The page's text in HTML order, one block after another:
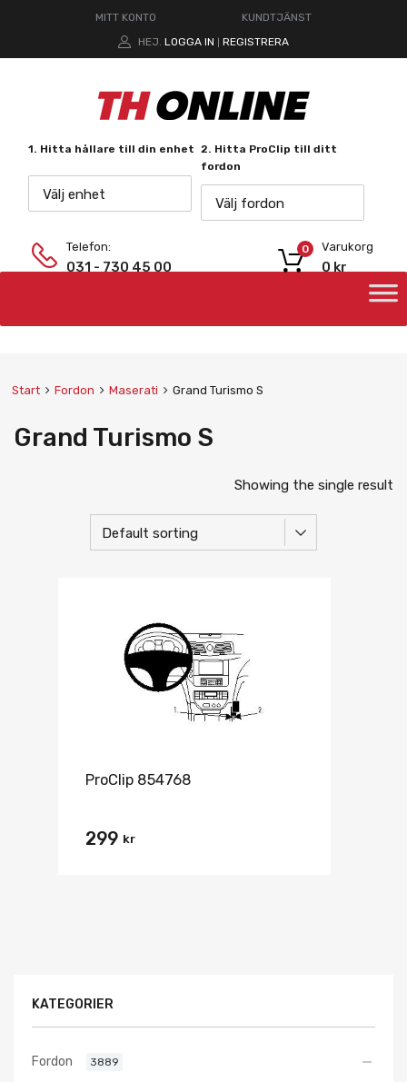
MITT KONTO
KUNDTJÄNST
HEJ. LOGGA IN REGISTRERA
1. Hitta hållare till din enhet
Välj enhet
2. Hitta ProClip till ditt
fordon
Välj fordon
Telefon:
031 - 730 45 00
Varukorg
0 kr
0
Start Fordon Maserati Grand Turismo S
Grand Turismo S
Showing the single result
ProClip 854768
299 kr
KATEGORIER
Fordon 3889